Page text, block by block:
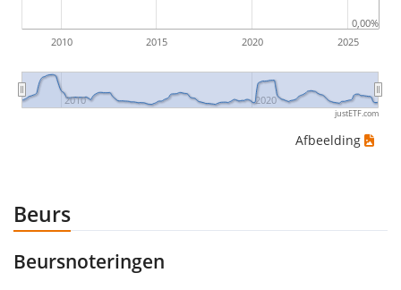
2010 2015 2020 2025
2010 2020
0,00%
justETF.com
Afbeelding
Beurs
Beursnoteringen